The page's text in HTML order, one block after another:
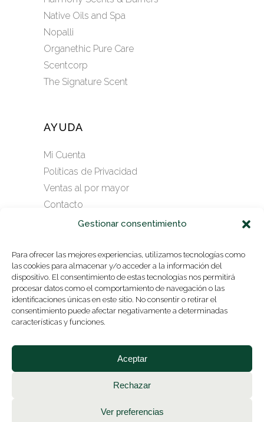
Gestionar consentimiento
Para ofrecer las mejores experiencias, utilizamos tecnologías como
las cookies para almacenar y/o acceder a la información del
dispositivo. El consentimiento de estas tecnologías nos permitirá
procesar datos como el comportamiento de navegación o las
identificaciones únicas en este sitio. No consentir o retirar el
consentimiento puede afectar negativamente a determinadas
características y funciones.
Aceptar
Rechazar
Ver preferencias
Native Oils and Spa
Nopalli
Organethic Pure Care
Scentcorp
The Signature Scent
AYUDA
Mi Cuenta
Políticas de Privacidad
Ventas al por mayor
Contacto
SUSCRÍBASE A NUESTRO
NEWSLETTER
ENVIAR